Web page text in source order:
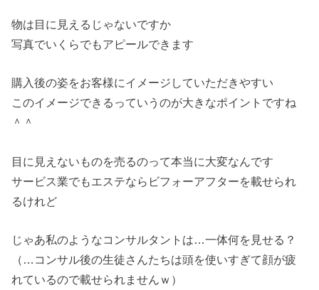
物は目に見えるじゃないですか
写真でいくらでもアピールできます
購入後の姿をお客様にイメージしていただきやすい
このイメージできるっていうのが大きなポイントですね
＾＾
目に見えないものを売るのって本当に大変なんです
サービス業でもエステならビフォーアフターを載せられ
るけれど
じゃあ私のようなコンサルタントは…一体何を見せる？
（…コンサル後の生徒さんたちは頭を使いすぎて顔が疲
れているので載せられませんｗ）